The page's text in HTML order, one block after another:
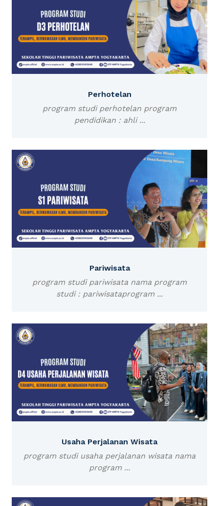
Perhotelan
program studi perhotelan program
pendidikan : ahli ...
Pariwisata
program studi pariwisata nama program
studi : pariwisataprogram ...
Usaha Perjalanan Wisata
program studi usaha perjalanan wisata nama
program ...